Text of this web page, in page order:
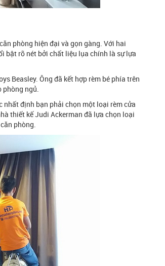
phòng hiện đại và gọn gàng. Với hai
bật rõ nét bởi chất liệu lụa chính là sự lựa
Beasley. Ông đã kết hợp rèm bé phía trên
phòng ngủ.
nhất định bạn phải chọn một loại rèm cửa
thiết kế Judi Ackerman đã lựa chọn loại
phòng.